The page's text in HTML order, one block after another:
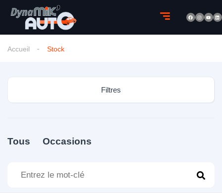
Accueil Stock
Filtres
Tous Occasions